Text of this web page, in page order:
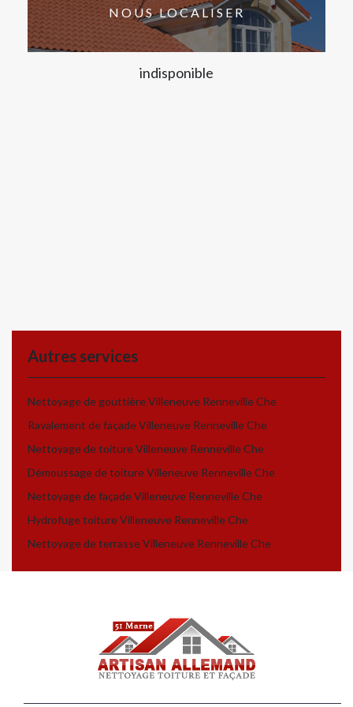
NOUS LOCALISER
indisponible
Autres services
Nettoyage de gouttière Villeneuve Renneville Che
Ravalement de façade Villeneuve Renneville Che
Nettoyage de toiture Villeneuve Renneville Che
Démoussage de toiture Villeneuve Renneville Che
Nettoyage de façade Villeneuve Renneville Che
Hydrofuge toiture Villeneuve Renneville Che
Nettoyage de terrasse Villeneuve Renneville Che